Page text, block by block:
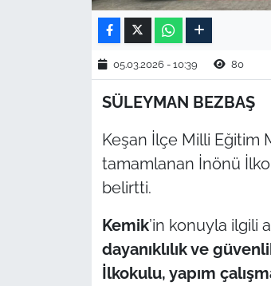
05.03.2026 - 10:39 80
SÜLEYMAN BEZBAŞ
Keşan İlçe Milli Eğitim
tamamlanan İnönü
belirtti.
Kemik’in konuyla ilgili
dayanıklılık ve
İlkokulu, yapım
EDİRNE
KIRKLARELİ
ÇANAKKALE